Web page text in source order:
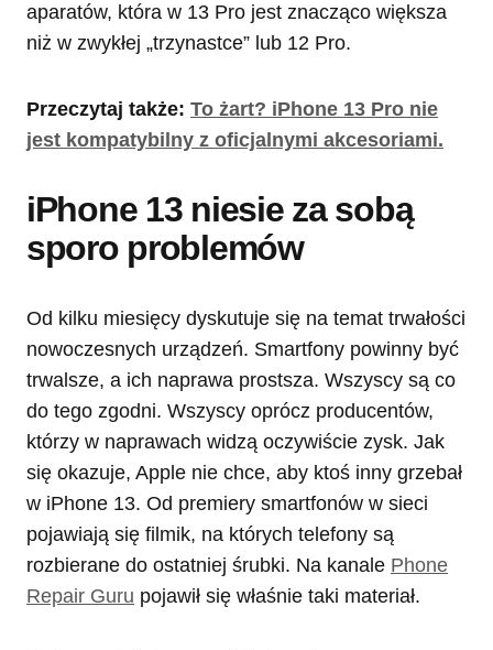
aparatów, która w 13 Pro jest znacząco większa
niż w zwykłej „trzynastce” lub 12 Pro.
Przeczytaj także: To żart? iPhone 13 Pro nie
jest kompatybilny z oficjalnymi akcesoriami.
iPhone 13 niesie za sobą
sporo problemów
Od kilku miesięcy dyskutuje się na temat trwałości
nowoczesnych urządzeń. Smartfony powinny być
trwalsze, a ich naprawa prostsza. Wszyscy są co
do tego zgodni. Wszyscy oprócz producentów,
którzy w naprawach widzą oczywiście zysk. Jak
się okazuje, Apple nie chce, aby ktoś inny grzebał
w iPhone 13. Od premiery smartfonów w sieci
pojawiają się filmik, na których telefony są
rozbierane do ostatniej śrubki. Na kanale Phone
Repair Guru pojawił się właśnie taki materiał.